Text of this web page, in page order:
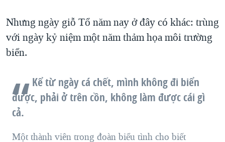
Nhưng ngày giỗ Tổ năm nay ở đây có khác: trùng
với ngày kỷ niệm một năm thảm họa môi trường
biển.
Kể từ ngày cá chết, mình không đi biển
được, phải ở trên cồn, không làm được cái gì
cả.
Một thành viên trong đoàn biểu tình cho biết